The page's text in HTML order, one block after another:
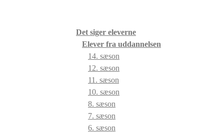
Det siger eleverne
Elever fra uddannelsen
14. sæson
12. sæson
11. sæson
10. sæson
8. sæson
7. sæson
6. sæson